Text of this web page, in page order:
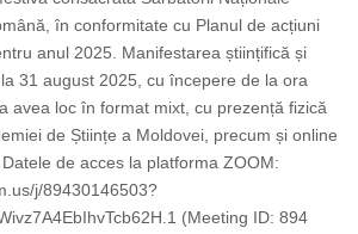
în conformitate cu Planul de acțiuni
anul 2025. Manifestarea științifică și
31 august 2025, cu începere de la ora
avea loc în format mixt, cu prezență fizică
de Științe a Moldovei, precum și online
de acces la platforma ZOOM:
j/89430146503?
(Meeting ID: 894